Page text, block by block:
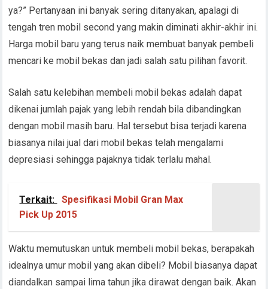
ya?” Pertanyaan ini banyak sering ditanyakan, apalagi di
tengah tren mobil second yang makin diminati akhir-akhir ini.
Harga mobil baru yang terus naik membuat banyak pembeli
mencari ke mobil bekas dan jadi salah satu pilihan favorit.
Salah satu kelebihan membeli mobil bekas adalah dapat
dikenai jumlah pajak yang lebih rendah bila dibandingkan
dengan mobil masih baru. Hal tersebut bisa terjadi karena
biasanya nilai jual dari mobil bekas telah mengalami
depresiasi sehingga pajaknya tidak terlalu mahal.
Terkait:
Spesifikasi Mobil Gran Max
Pick Up 2015
Waktu memutuskan untuk membeli mobil bekas, berapakah
idealnya umur mobil yang akan dibeli? Mobil biasanya dapat
diandalkan sampai lima tahun jika dirawat dengan baik. Akan